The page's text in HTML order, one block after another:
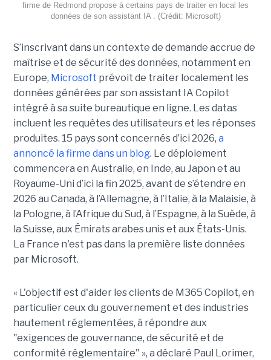
firme de Redmond propose à certains pays de traiter en local les
données de son assistant IA . (Crédit: Microsoft)
S’inscrivant dans un contexte de demande accrue de
maîtrise et de sécurité des données, notamment en
Europe, Microsoft prévoit de traiter localement les
données générées par son assistant IA Copilot
intégré à sa suite bureautique en ligne. Les datas
incluent les requêtes des utilisateurs et les réponses
produites. 15 pays sont concernés d’ici 2026, a
annoncé la firme dans un blog. Le déploiement
commencera en Australie, en Inde, au Japon et au
Royaume-Uni d’ici la fin 2025, avant de s’étendre en
2026 au Canada, à l’Allemagne, à l’Italie, à la Malaisie, à
la Pologne, à l’Afrique du Sud, à l’Espagne, à la Suède, à
la Suisse, aux Émirats arabes unis et aux États-Unis.
La France n'est pas dans la première liste données
par Microsoft.
« L'objectif est d'aider les clients de M365 Copilot, en
particulier ceux du gouvernement et des industries
hautement réglementées, à répondre aux
"exigences de gouvernance, de sécurité et de
conformité réglementaire" », a déclaré Paul Lorimer,